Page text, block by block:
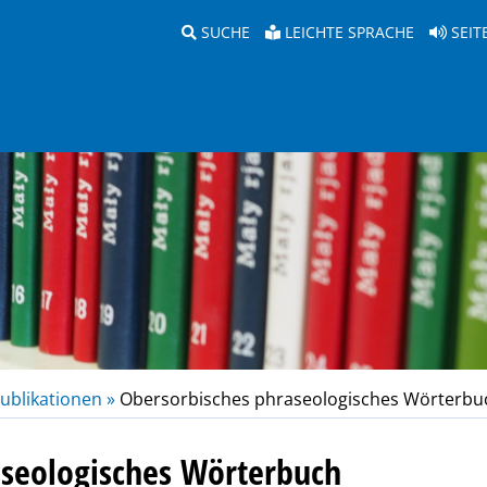
SUCHE LEICHTE SPRACHE
» Obersorbisches phraseologisches
Wörterbuch